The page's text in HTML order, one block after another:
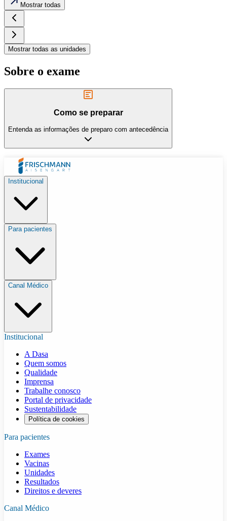
Mostrar todas
Mostrar todas as unidades
Sobre o exame
Como se preparar
Entenda as informações de preparo com antecedência
Institucional
Para pacientes
Canal Médico
Institucional
A Dasa
Quem somos
Qualidade
Imprensa
Trabalhe conosco
Portal de privacidade
Sustentabilidade
Política de cookies
Para pacientes
Exames
Vacinas
Unidades
Resultados
Direitos e deveres
Canal Médico